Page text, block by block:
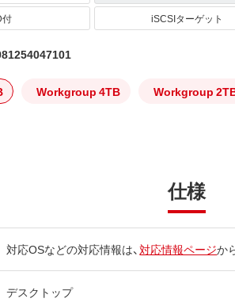
付
iSCSIターゲット
Workgroup 4TB Workgroup
仕様
対応OSなどの対応情報は、対応情報ページか
デスクトップ